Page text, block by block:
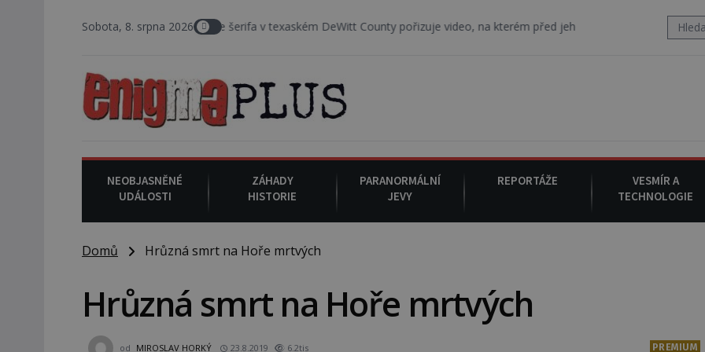
Sobota, 8. srpna 2026
8. srpna 2008: Zástupce šerifa v texaském DeWitt County pořizuje video, na kterém před jeho vozem po cestě utíká zvláštní psovitá
NEOBJASNĚNÉ
UDÁLOSTI
ZÁHADY
HISTORIE
PARANORMÁLNÍ
JEVY
REPORTÁŽE
VESMÍR A
TECHNOLOGIE
Domů Hrůzná smrt na Hoře mrtvých
Hrůzná smrt na Hoře mrtvých
od MIROSLAV HORKÝ 23.8.2019 6.2tis PREMIUM